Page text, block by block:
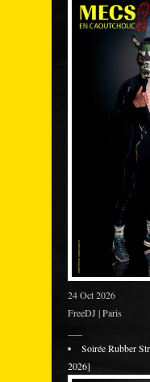
24 Oct 2026
FreeDJ | Paris
Soirée Rubber
2026]